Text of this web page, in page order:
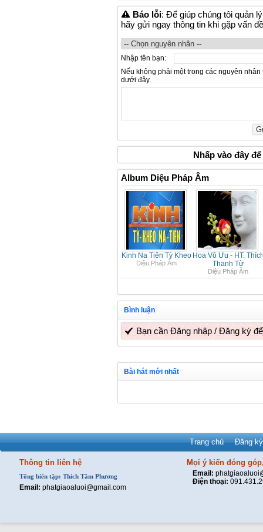
Báo lỗi: Để giúp chúng tôi quản
hãy gửi ngay thông tin khi gặp vấn
Nhập tên bạn:
Nếu không phải một trong các nguyên
dưới đây.
Nhấp vàođâyđể
Album Diệu Pháp Âm
Kinh Na Tiên Tỳ Kheo
Diệu Pháp Âm
Hoa Vô Ưu - HT.
Thanh Từ
Diệu Pháp Âm
Bình luận
Bạn cần Đăng nhập/Đăng ký
Bài hát mới nhất
Trang chủ Đăng
Thông tin liên hệ
Tổng biên tập: Thích Tâm Phương
Email: phatgiaoaluoi@gmail.com
Mọi ý kiến đóng
Email:
Điện thoại: